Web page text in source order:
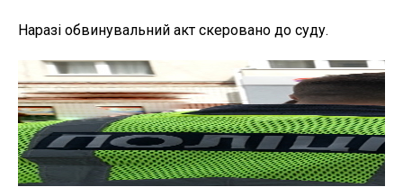
Наразі обвинувальний акт скеровано до суду.